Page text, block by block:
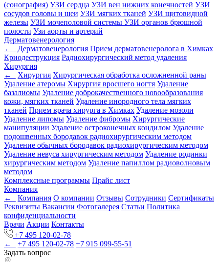
(сонография) УЗИ сердца УЗИ вен нижних конечностей УЗИ
сосудов головы и шеи УЗИ мягких тканей УЗИ щитовидной
железы УЗИ мочеполовой системы УЗИ органов брюшной
полости Узи аорты и артерий
Дерматовенерология
←
Дерматовенерология Прием дерматовенеролога в Химках
Криодеструкция Радиохирургический метод удаления
Хирургия
←
Хирургия Хирургическая обработка осложненной раны
Удаление атеромы Хирургия вросшего ногтя Удаление
базалиомы Удаление доброкачественного новообразования
кожи, мягких тканей Удаление инородного тела мягких
тканей Прием врача хирурга в Химках Удаление мозоли
Удаление липомы Удаление фибромы Хирургические
манипуляции Удаление остроконечных кондилом Удаление
подошвенных бородавок радиохирургическим методом
Удаление обычных бородавок радиохирургическим методом
Удаление невуса хирургическим методом Удаление родинки
хирургическим методом Удаление папиллом радиоволновым
методом
Комплексные программы Прайс лист
Компания
←
Компания О компании Отзывы Сотрудники Сертификаты
Реквизиты Вакансии Фотогалерея Статьи Политика
конфиденциальности
Врачи Акции Контакты
+7 495 120-02-78
←
+7 495 120-02-78 +7 915 099-55-51
Задать вопрос